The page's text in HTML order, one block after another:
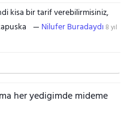
kisa bir tarif verebilirmisiniz,
Nilufer Buradaydı8 yıl
her yedigimde mideme